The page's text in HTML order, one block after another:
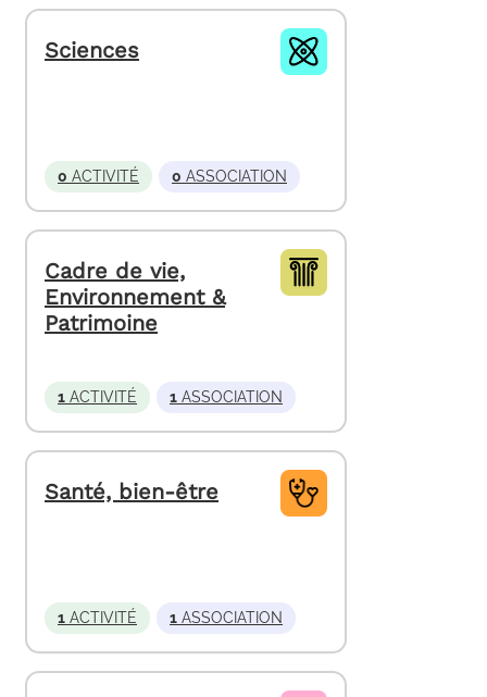
Sciences
0 ACTIVITÉ 0 ASSOCIATION
Cadre de vie,
Environnement &
Patrimoine
1 ACTIVITÉ 1 ASSOCIATION
Santé, bien-être
1 ACTIVITÉ 1 ASSOCIATION